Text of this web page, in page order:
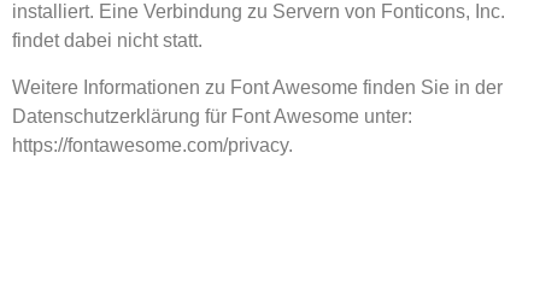
installiert. Eine Verbindung zu Servern von Fonticons, Inc.
findet dabei nicht statt.
Weitere Informationen zu Font Awesome finden Sie in der
Datenschutzerklärung für Font Awesome unter:
https://fontawesome.com/privacy.